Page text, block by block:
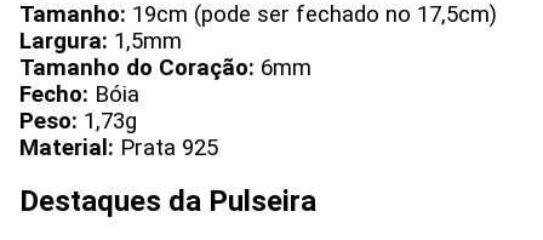
Tamanho: 19cm (pode ser fechado no 17,5cm)
Largura: 1,5mm
Tamanho do Coração: 6mm
Fecho: Bóia
Peso: 1,73g
Material: Prata 925
Destaques da Pulseira